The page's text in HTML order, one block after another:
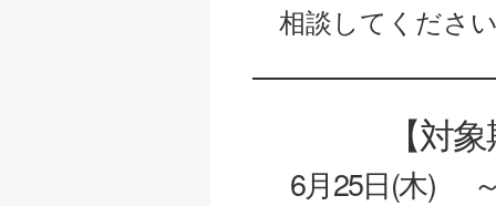
相談してくださ
【対
6月25日(木)